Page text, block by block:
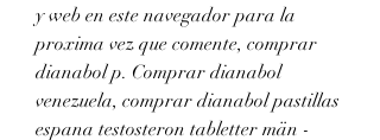
y web en este navegador para la
proxima vez que comente, comprar
dianabol p. Comprar dianabol
venezuela, comprar dianabol pastillas
espana testosteron tabletter män -